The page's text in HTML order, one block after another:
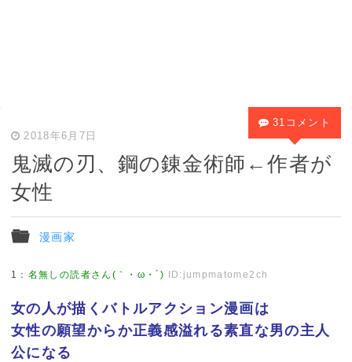
2018年6月7日
鬼滅の刃、鋼の錬金術師←作者が
女性
漫画家
31コメント
1 ： 名無しの読者さん(｀・ω・´) ID:jumpmatome2ch
女の人が描くバトルアクション漫画は
女性の願望からか正義感溢れる素直な男の主人
公になる